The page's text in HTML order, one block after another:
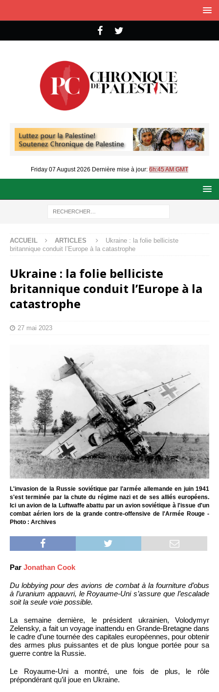
Friday 07 August 2026 Dernière mise à jour: 6h:45 AM GMT
ACCUEIL ARTICLES
Ukraine : la folie belliciste
britannique conduit l’Europe à la catastrophe
Ukraine : la folie belliciste
britannique conduit l’Europe à la
catastrophe
27 mai 2023
L'invasion de la Russie soviétique par l'armée allemande en juin 1941
s'est terminée par la chute du régime nazi et de ses alliés européens.
Ici un avion de la Luftwaffe abattu par un avion soviétique à l'issue d'un
combat aérien lors de la grande contre-offensive de l'Armée Rouge -
Photo : Archives
Par Jonathan Cook
Du lobbying pour des avions de combat à la fourniture d’obus
à l’uranium appauvri, le Royaume-Uni s’assure que l’escalade
soit la seule voie possible.
La semaine dernière, le président ukrainien, Volodymyr
Zelensky, a fait un voyage inattendu en Grande-Bretagne dans
le cadre d’une tournée des capitales européennes, pour obtenir
des armes plus puissantes et de plus longue portée pour sa
guerre contre la Russie.
Le Royaume-Uni a montré, une fois de plus, le rôle
prépondérant qu’il joue en Ukraine.